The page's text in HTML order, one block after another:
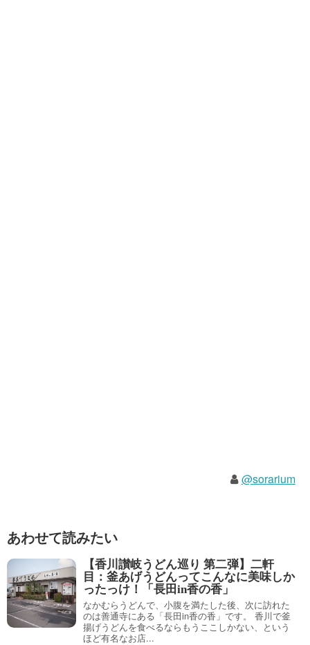
@sorarium
あわせて読みたい
【香川讃岐うどん巡り 第二弾】二軒
目：釜あげうどんってこんなに美味しか
ったっけ！「長田in香の香」
なかむらうどんで、小腹を満たした後、次に訪れた
のは善通寺にある「長田in香の香」です。 香川で釜
揚げうどんを食べるならもうここしかない、という
ほど有名なお店...